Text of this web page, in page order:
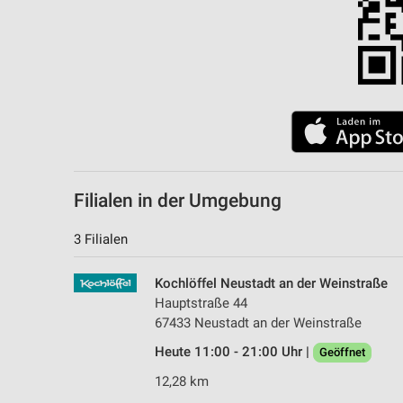
Filialen in der Umgebung
3 Filialen
Kochlöffel Neustadt an der Weinstraße
Hauptstraße 44
67433 Neustadt an der Weinstraße
Heute 11:00 - 21:00 Uhr |
Geöffnet
12,28 km